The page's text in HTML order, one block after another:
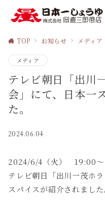
TOP お知らせ メディア
メディア
テレビ朝日「出川
会」にて、日本一
た。
2024.06.04
2024/6/4（火） 19:00～
テレビ朝日「出川一茂ホ
スパイスが紹介されました